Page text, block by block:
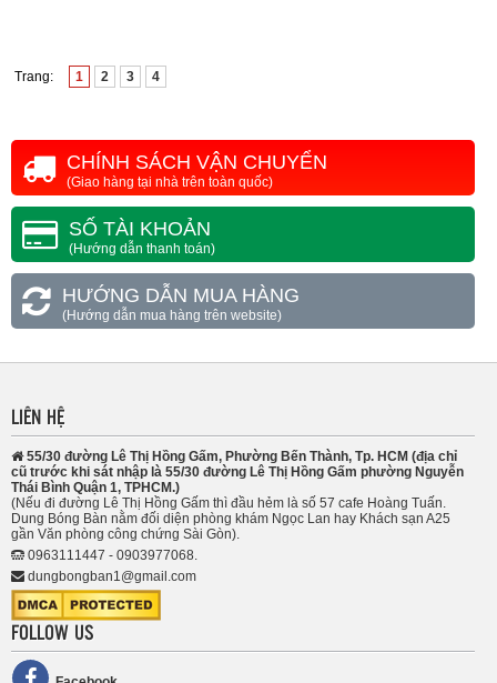
Trang: 1 2 3 4
CHÍNH SÁCH VẬN CHUYỂN
(Giao hàng tại nhà trên toàn quốc)
SỐ TÀI KHOẢN
(Hướng dẫn thanh toán)
HƯỚNG DẪN MUA HÀNG
(Hướng dẫn mua hàng trên website)
LIÊN HỆ
55/30 đường Lê Thị Hồng Gấm, Phường Bến Thành, Tp. HCM (địa chỉ
cũ trước khi sát nhập là 55/30 đường Lê Thị Hồng Gấm phường Nguyễn
Thái Bình Quận 1, TPHCM.)
(Nếu đi đường Lê Thị Hồng Gấm thì đầu hẻm là số 57 cafe Hoàng Tuấn.
Dung Bóng Bàn nằm đối diện phòng khám Ngọc Lan hay Khách sạn A25
gần Văn phòng công chứng Sài Gòn).
0963111447 - 0903977068.
dungbongban1@gmail.com
FOLLOW US